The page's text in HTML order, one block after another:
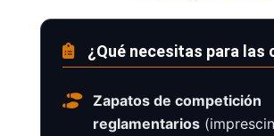
¿Qué necesitas para las
Zapatos de competición
reglamentarios